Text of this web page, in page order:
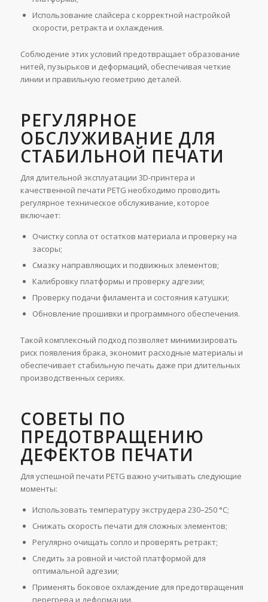
Использование слайсера с корректной настройкой
скорости, ретракта и охлаждения.
Соблюдение этих условий предотвращает образование
нитей, пузырьков и деформаций, обеспечивая четкие
линии и правильную геометрию деталей.
РЕГУЛЯРНОЕ
ОБСЛУЖИВАНИЕ ДЛЯ
СТАБИЛЬНОЙ ПЕЧАТИ
Для длительной эксплуатации 3D-принтера и
качественной печати PETG необходимо проводить
регулярное техническое обслуживание, которое
включает:
Очистку сопла от остатков материала и проверку на
засоры;
Смазку направляющих и подвижных элементов;
Калибровку платформы и проверку адгезии;
Проверку подачи филамента и состояния катушки;
Обновление прошивки и программного обеспечения.
Такой комплексный подход позволяет минимизировать
риск появления брака, экономит расходные материалы и
обеспечивает стабильную печать даже при длительных
производственных сериях.
СОВЕТЫ ПО
ПРЕДОТВРАЩЕНИЮ
ДЕФЕКТОВ ПЕЧАТИ
Для успешной печати PETG важно учитывать следующие
моменты:
Использовать температуру экструдера 230–250 °C;
Снижать скорость печати для сложных элементов;
Регулярно очищать сопло и проверять ретракт;
Следить за ровной и чистой платформой для
оптимальной адгезии;
Применять боковое охлаждение для предотвращения
перегрева и деформации.